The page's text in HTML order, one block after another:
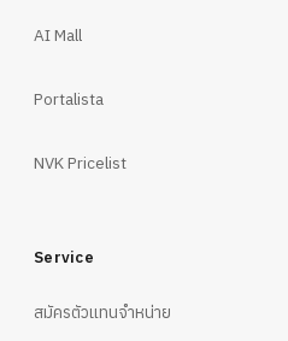
AI Mall
Portalista
NVK Pricelist
Service
สมัครตัวแทนจำหน่าย